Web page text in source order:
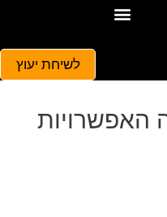
לשיחת יעוץ
האפשרויות